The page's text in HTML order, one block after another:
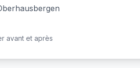
Avant
avant et après